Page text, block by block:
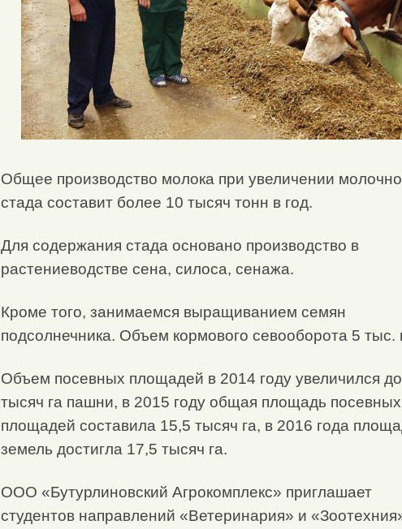
Общее производство молока при увеличении
стада составит более 10 тысяч тонн в год.
Для содержания стада основано производство в
растениеводстве сена, силоса, сенажа.
Кроме того, занимаемся выращиванием семян
подсолнечника. Объем кормового севооборота 5 тыс.
Объем посевных площадей в 2014 году увеличился
тысяч га пашни, в 2015 году общая площадь посевных
площадей составила 15,5 тысяч га, в 2016 года
земель достигла 17,5 тысяч га.
ООО «Бутурлиновский Агрокомплекс» приглашает
студентов направлений «Ветеринария» и